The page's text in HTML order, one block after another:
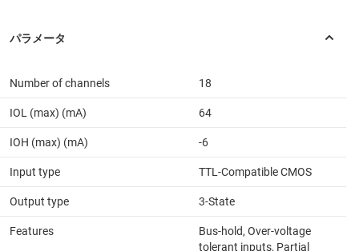
Number of channels 18
IOL (max) (mA) 64
IOH (max) (mA) -6
Input type TTL-Compatible CMOS
Output type 3-State
Features
Bus-hold, Over-voltage
tolerant inputs, Partial